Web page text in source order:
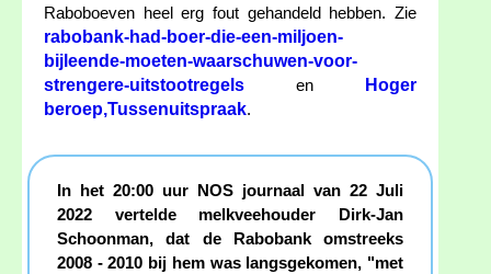
Raboboeven heel erg fout gehandeld hebben. Zie
rabobank-had-boer-die-een-miljoen-
bijleende-moeten-waarschuwen-voor-
strengere-uitstootregels en
Hoger
beroep,Tussenuitspraak.
In het 20:00 uur NOS journaal van 22 Juli
2022 vertelde melkveehouder Dirk-Jan
Schoonman, dat de Rabobank omstreeks
2008 - 2010 bij hem was langsgekomen, "met